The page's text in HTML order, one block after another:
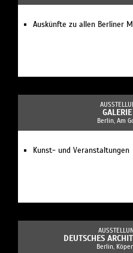
Auskünfte zu allen Berliner
Berlin, Am
Kunst- und Veranstaltungen
DEUTSCHES
Berlin,